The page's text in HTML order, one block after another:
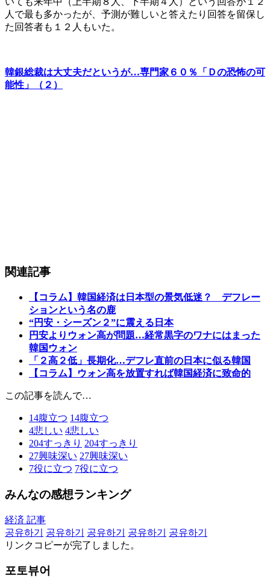
人で最も多かったが、予測が難しいと答えたり回答を留保し
た回答者も１２人もいた。
韓銀総裁は大丈夫だというが…専門家６０％「Ｄの恐怖の可
能性」（２）
関連記事
【コラム】韓国経済は日本型の景気低迷？ デフレー
ションという名の鹿
“円安・シーズン２”に震える日本
円安よりウォン高が問題…経常黒字のワナにはまった
韓国ウォン
「２高２低」長期化…デフレ直前の日本に似る韓国
【コラム】ウォン高を放置すれば韓国経済に致命的
この記事を読んで…
14腹立つ 14腹立つ
4悲しい 4悲しい
204すっきり 204すっきり
27興味深い 27興味深い
7役に立つ 7役に立つ
みんなの感想ランキング
経済 記事
공유하기
공유하기 공유하기 공유하기
공유하기
リンクコピーが完了しました。
포토뷰어